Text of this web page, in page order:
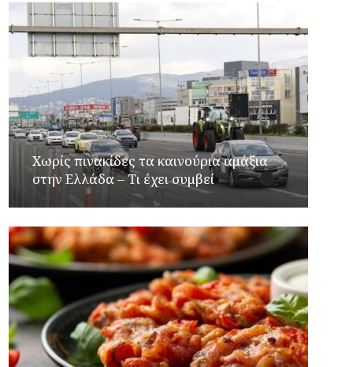
Χωρίς πινακίδες τα καινούρια αμάξια
στην Ελλάδα – Τι έχει συμβεί